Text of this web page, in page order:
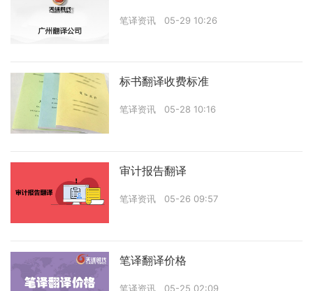
笔译资讯 05-29 10:26
标书翻译收费标准
笔译资讯 05-28 10:16
审计报告翻译
笔译资讯 05-26 09:57
笔译翻译价格
笔译资讯 05-25 02:09